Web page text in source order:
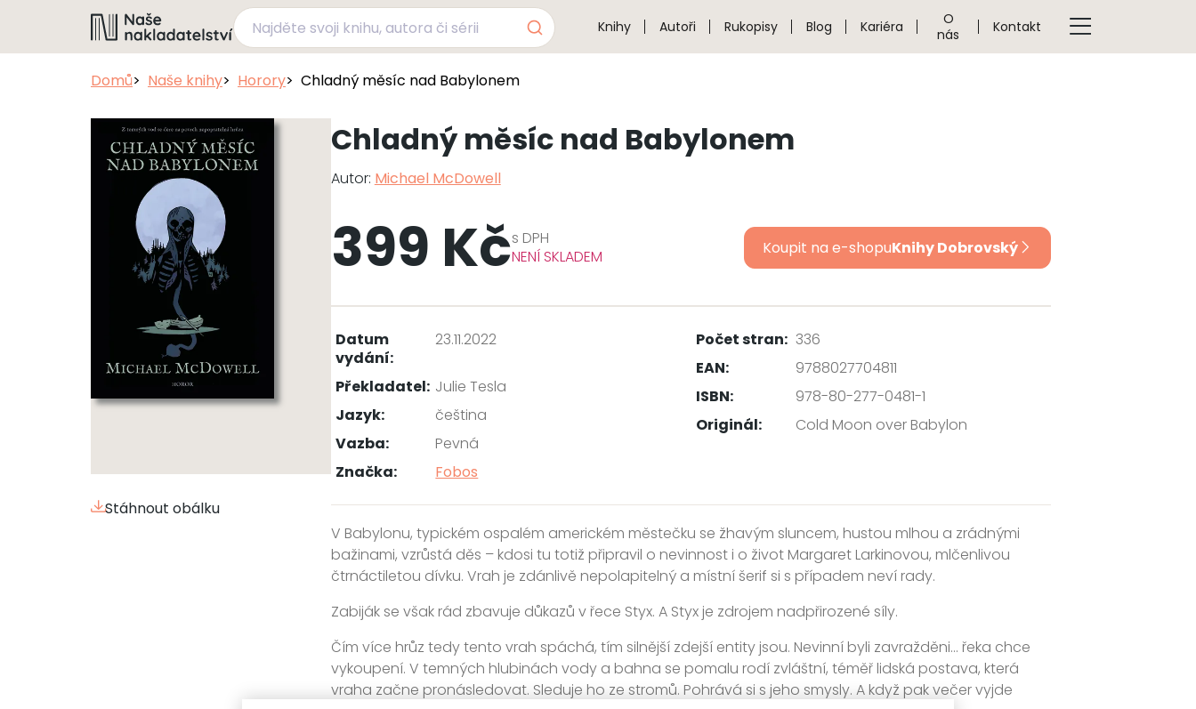
Knihy Autoři Rukopisy Blog Kariéra
O
nás
Kontakt
Domů Naše knihy Horory Chladný měsíc nad Babylonem
Stáhnout obálku
Chladný měsíc nad Babylonem
Autor: Michael McDowell
399 Kčs DPH
NENÍ SKLADEM
Koupit na e-shopuKnihy Dobrovský
Datum
vydání:
23.11.2022
Překladatel: Julie Tesla
Jazyk:
čeština
Vazba:
Pevná
Počet stran: 336
EAN:
9788027704811
ISBN:
978-80-277-0481-1
Originál:
Cold Moon over Babylon
Značka: Fobos
V Babylonu, typickém ospalém americkém městečku se žhavým sluncem, hustou mlhou a zrádnými
bažinami, vzrůstá děs – kdosi tu totiž připravil o nevinnost i o život Margaret Larkinovou, mlčenlivou
čtrnáctiletou dívku. Vrah je zdánlivě nepolapitelný a místní šerif si s případem neví rady.
Zabiják se však rád zbavuje důkazů v řece Styx. A Styx je zdrojem nadpřirozené síly.
Čím více hrůz tedy tento vrah spáchá, tím silnější zdejší entity jsou. Nevinní byli zavražděni... řeka chce
vykoupení. V temných hlubinách vody a bahna se pomalu rodí zvláštní, téměř lidská postava, která
vraha začne pronásledovat. Sleduje ho ze stromů. Pohrává si s jeho smysly. A když pak večer vyjde